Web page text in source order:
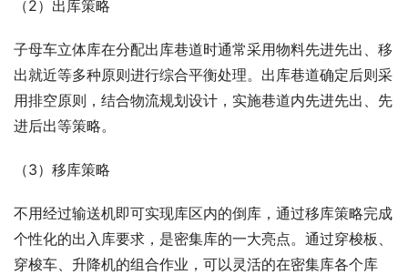
（2）出库策略
子母车立体库在分配出库巷道时通常采用物料先进先出、移
出就近等多种原则进行综合平衡处理。出库巷道确定后则采
用排空原则，结合物流规划设计，实施巷道内先进先出、先
进后出等策略。
（3）移库策略
不用经过输送机即可实现库区内的倒库，通过移库策略完成
个性化的出入库要求，是密集库的一大亮点。通过穿梭板、
穿梭车、升降机的组合作业，可以灵活的在密集库各个库